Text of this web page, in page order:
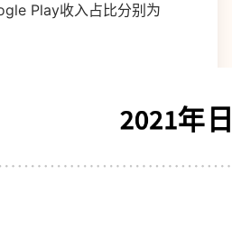
Play收入占比分别为